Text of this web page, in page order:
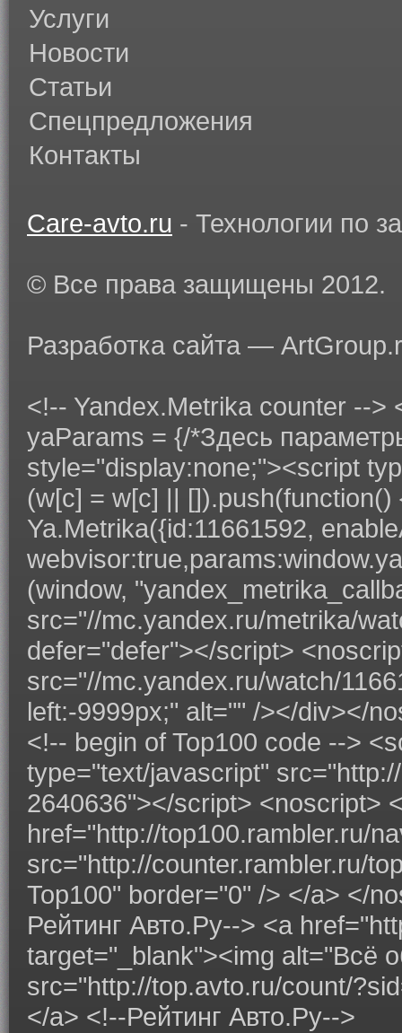
Услуги
Новости
Статьи
Спецпредложения
Контакты
Care-avto.ru - Технологии по
© Все права защищены 2012.
Разработка сайта —
<!-- Yandex.Metrika counter --
yaParams = {/*Здесь
style="display:none;"><script
(w[c] = w[c] ||
Ya.Metrika({id:11661592,
(window,
src="//mc.yandex.ru/metrika/
defer="defer"></script>
src="//mc.yandex.ru/watch/
left:-9999px;" alt="" /></div></
<!-- begin of Top100 code -->
type="text/javascript"
2640636"></script> <noscript>
href="http://top100.rambler.ru/
src="http://counter.rambler.ru/
Top100" border="0" /> </a> </
Рейтинг Авто.Ру--> <a
target="_blank"><img
src="http://top.avto.ru/count/
</a> <!--Рейтинг Авто.Ру-->